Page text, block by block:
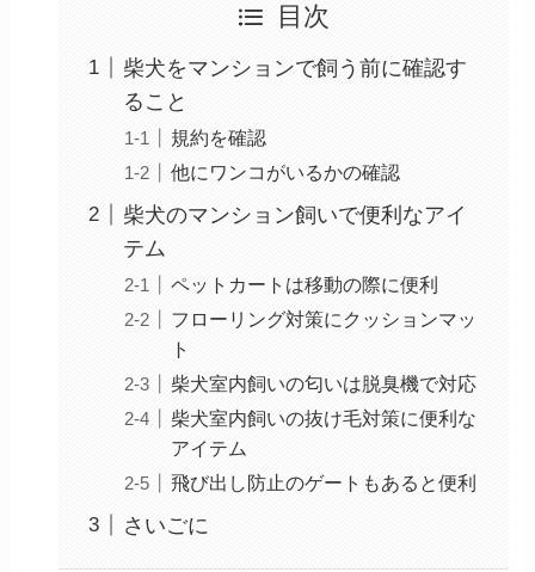
目次
柴犬をマンションで飼う前に確認す
ること
規約を確認
他にワンコがいるかの確認
柴犬のマンション飼いで便利なアイ
テム
ペットカートは移動の際に便利
フローリング対策にクッションマッ
ト
柴犬室内飼いの匂いは脱臭機で対応
柴犬室内飼いの抜け毛対策に便利な
アイテム
飛び出し防止のゲートもあると便利
さいごに